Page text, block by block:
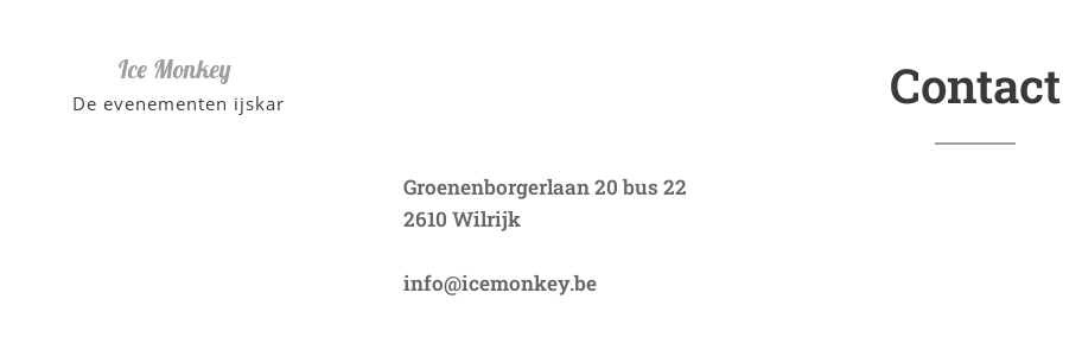
Ice Monkey
De evenementen ijskar Contact
Groenenborgerlaan 20 bus 22
2610 Wilrijk
info@icemonkey.be